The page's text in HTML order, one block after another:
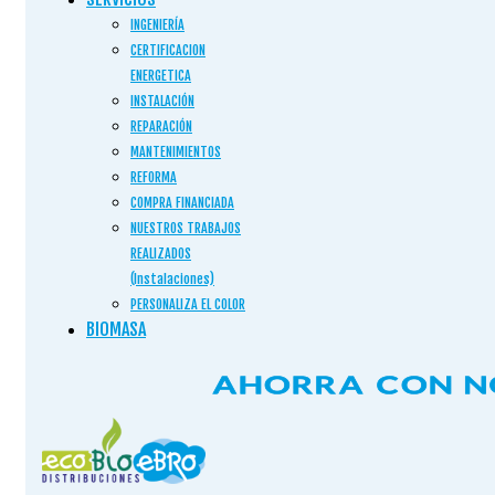
INGENIERÍA
CERTIFICACION
ENERGETICA
INSTALACIÓN
REPARACIÓN
MANTENIMIENTOS
REFORMA
COMPRA FINANCIADA
NUESTROS TRABAJOS
REALIZADOS
(Instalaciones)
PERSONALIZA EL COLOR
BIOMASA